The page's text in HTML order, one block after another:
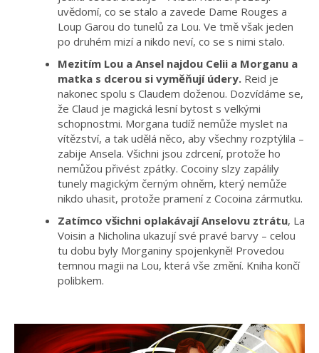
uvědomí, co se stalo a zavede Dame Rouges a
Loup Garou do tunelů za Lou. Ve tmě však jeden
po druhém mizí a nikdo neví, co se s nimi stalo.
Mezitím Lou a Ansel najdou Celii a Morganu a
matka s dcerou si vyměňují údery. Reid je
nakonec spolu s Claudem doženou. Dozvídáme se,
že Claud je magická lesní bytost s velkými
schopnostmi. Morgana tudíž nemůže myslet na
vítězství, a tak udělá něco, aby všechny rozptýlila –
zabije Ansela. Všichni jsou zdrcení, protože ho
nemůžou přivést zpátky. Cocoiny slzy zapálily
tunely magickým černým ohněm, který nemůže
nikdo uhasit, protože pramení z Cocoina zármutku.
Zatímco všichni oplakávají Anselovu ztrátu, La
Voisin a Nicholina ukazují své pravé barvy – celou
tu dobu byly Morganiny spojenkyně! Provedou
temnou magii na Lou, která vše změní. Kniha končí
polibkem.